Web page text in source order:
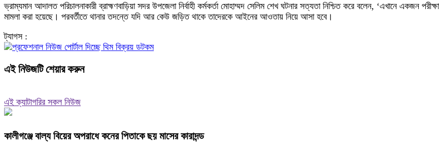
ভ্রাম্যমান আদালত পরিচালনাকারী ব্রাহ্মণবাড়িয়া সদর উপজেলা নির্বাহী কর্মকর্তা মোহাম্মদ সেলিম শেখ ঘটনার সত্যতা নিশ্চিত করে বলেন, ‘এখানে
মামলা করা হয়েছে। পরবর্তীতে থানার তদন্তে যদি আর কেউ জড়িত থাকে তাদেরকে আইনের আওতায় নিয়ে আসা হবে।
ট্যাগস :
এই নিউজটি শেয়ার করুন
এই ক্যাটাগরির সকল নিউজ
কালীগঞ্জে বাল্য বিয়ের অপরাধে কনের পিতাকে ছয় মাসের কারাদন্ড